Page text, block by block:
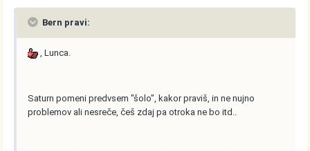
Bern pravi:
, Lunca.
Saturn pomeni predvsem "šolo", kakor praviš, in ne nujno
problemov ali nesreče, češ zdaj pa otroka ne bo itd..